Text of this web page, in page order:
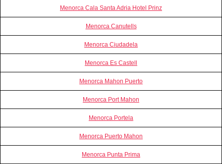
Menorca Cala Santa Adria Hotel Prinz
Menorca Canutells
Menorca Ciudadela
Menorca Es Castell
Menorca Mahon Puerto
Menorca Port Mahon
Menorca Portela
Menorca Puerto Mahon
Menorca Punta Prima